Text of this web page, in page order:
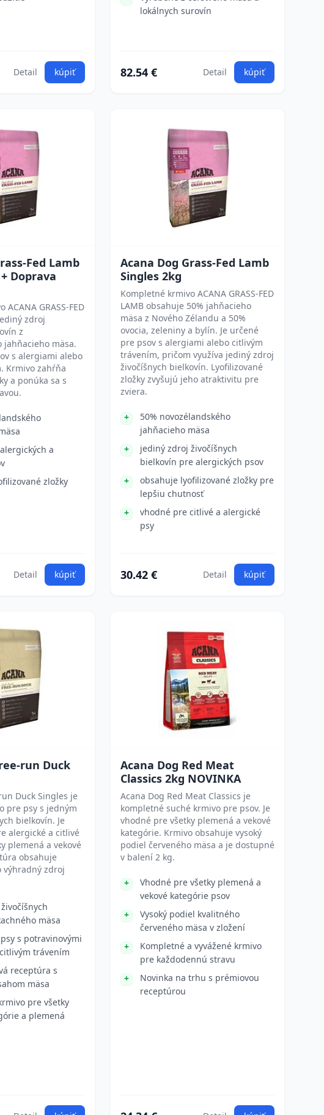
Detail kúpiť
lokálnych surovín
82.54 € Detail kúpiť
Fed Lamb
Doprava
GRASS-FED
zdroj
z
jahňacieho mäsa.
s alergiami alebo
Krmivo zahŕňa
a ponúka sa s
a
zložky
Detail kúpiť
Acana Dog Grass-Fed Lamb
Singles 2kg
Kompletné krmivo ACANA GRASS-FED
LAMB obsahuje 50% jahňacieho
mäsa z Nového Zélandu a 50%
ovocia, zeleniny a bylín. Je určené
pre psov s alergiami alebo citlivým
trávením, pričom využíva jediný zdroj
živočíšnych bielkovín. Lyofilizované
zložky zvyšujú jeho atraktivitu pre
zviera.
50% novozélandského
jahňacieho mäsa
jediný zdroj živočíšnych
bielkovín pre alergických psov
obsahuje lyofilizované zložky pre
lepšiu chutnosť
vhodné pre citlivé a alergické
psy
30.42 € Detail kúpiť
run Duck
Duck Singles je
pre psy s jedným
bielkovín. Je
alergické a citlivé
plemená a vekové
obsahuje
výhradný zdroj
mäsa
s potravinovými
trávením
receptúra s
mäsa
pre všetky
a plemená
Acana Dog Red Meat
Classics 2kg NOVINKA
Acana Dog Red Meat Classics je
kompletné suché krmivo pre psov. Je
vhodné pre všetky plemená a vekové
kategórie. Krmivo obsahuje vysoký
podiel červeného mäsa a je dostupné
v balení 2 kg.
Vhodné pre všetky plemená a
vekové kategórie psov
Vysoký podiel kvalitného
červeného mäsa v zložení
Kompletné a vyvážené krmivo
pre každodennú stravu
Novinka na trhu s prémiovou
receptúrou